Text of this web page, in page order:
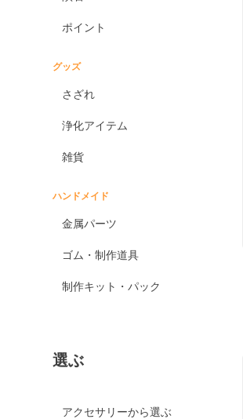
ブラックマトリックス
ドラゴンアイ
ン
シディアン
スノーフレークオブシ
マホガニーオブシディ
ポイント
グッズ
さざれ
浄化アイテム
雑貨
ハンドメイド
金属パーツ
ゴム・制作道具
制作キット・パック
選ぶ
アクセサリーから選ぶ